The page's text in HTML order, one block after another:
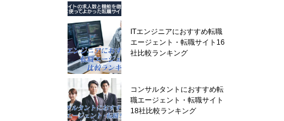
ITエンジニアにおすすめ転職
エージェント・転職サイト16
社比較ランキング
コンサルタントにおすすめ転
職エージェント・転職サイト
18社比較ランキング